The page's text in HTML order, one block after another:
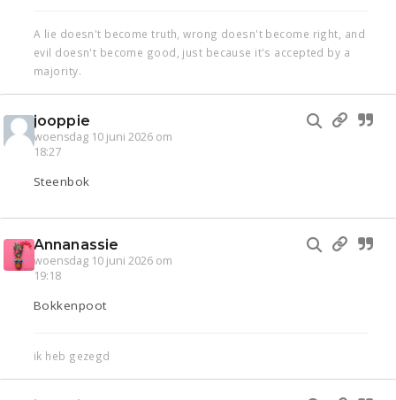
A lie doesn't become truth, wrong doesn't become right, and
evil doesn't become good, just because it's accepted by a
majority.
jooppie
woensdag 10 juni 2026 om
18:27
Steenbok
Annanassie
woensdag 10 juni 2026 om
19:18
Bokkenpoot
ik heb gezegd